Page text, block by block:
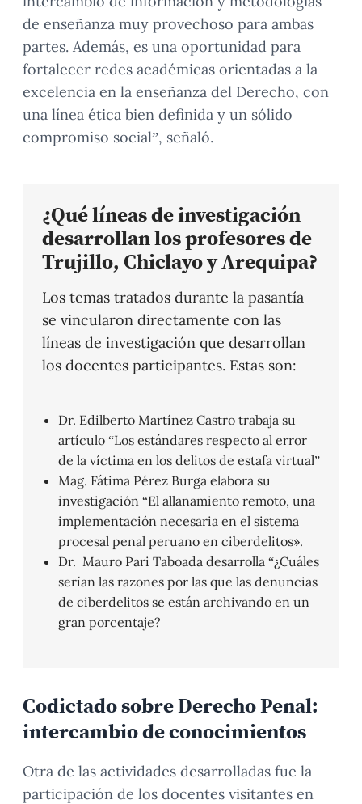
de enseñanza muy provechoso para ambas
partes. Además, es una oportunidad para
fortalecer redes académicas orientadas a la
excelencia en la enseñanza del Derecho, con
una línea ética bien definida y un sólido
compromiso social”, señaló.
¿Qué líneas de investigación
desarrollan los profesores de
Trujillo, Chiclayo y Arequipa?
Los temas tratados durante la pasantía
se vincularon directamente con las
líneas de investigación que desarrollan
los docentes participantes. Estas son:
Dr. Edilberto Martínez Castro trabaja su
artículo “Los estándares respecto al error
de la víctima en los delitos de estafa virtual”
Mag. Fátima Pérez Burga elabora su
investigación “El allanamiento remoto, una
implementación necesaria en el sistema
procesal penal peruano en ciberdelitos».
Dr. Mauro Pari Taboada desarrolla “¿Cuáles
serían las razones por las que las denuncias
de ciberdelitos se están archivando en un
gran porcentaje?
Codictado sobre Derecho Penal:
intercambio de conocimientos
Otra de las actividades desarrolladas fue la
participación de los docentes visitantes en